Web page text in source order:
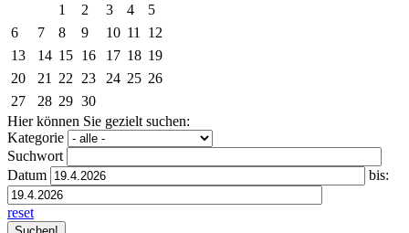
1
2 3 4
5
6
7 8 9 10 11
12
13
14 15 16 17 18 19
20
21 22 23 24 25 26
27
28 29 30
Hier können Sie gezielt suchen:
Kategorie
Suchwort
Datum
bis:
reset